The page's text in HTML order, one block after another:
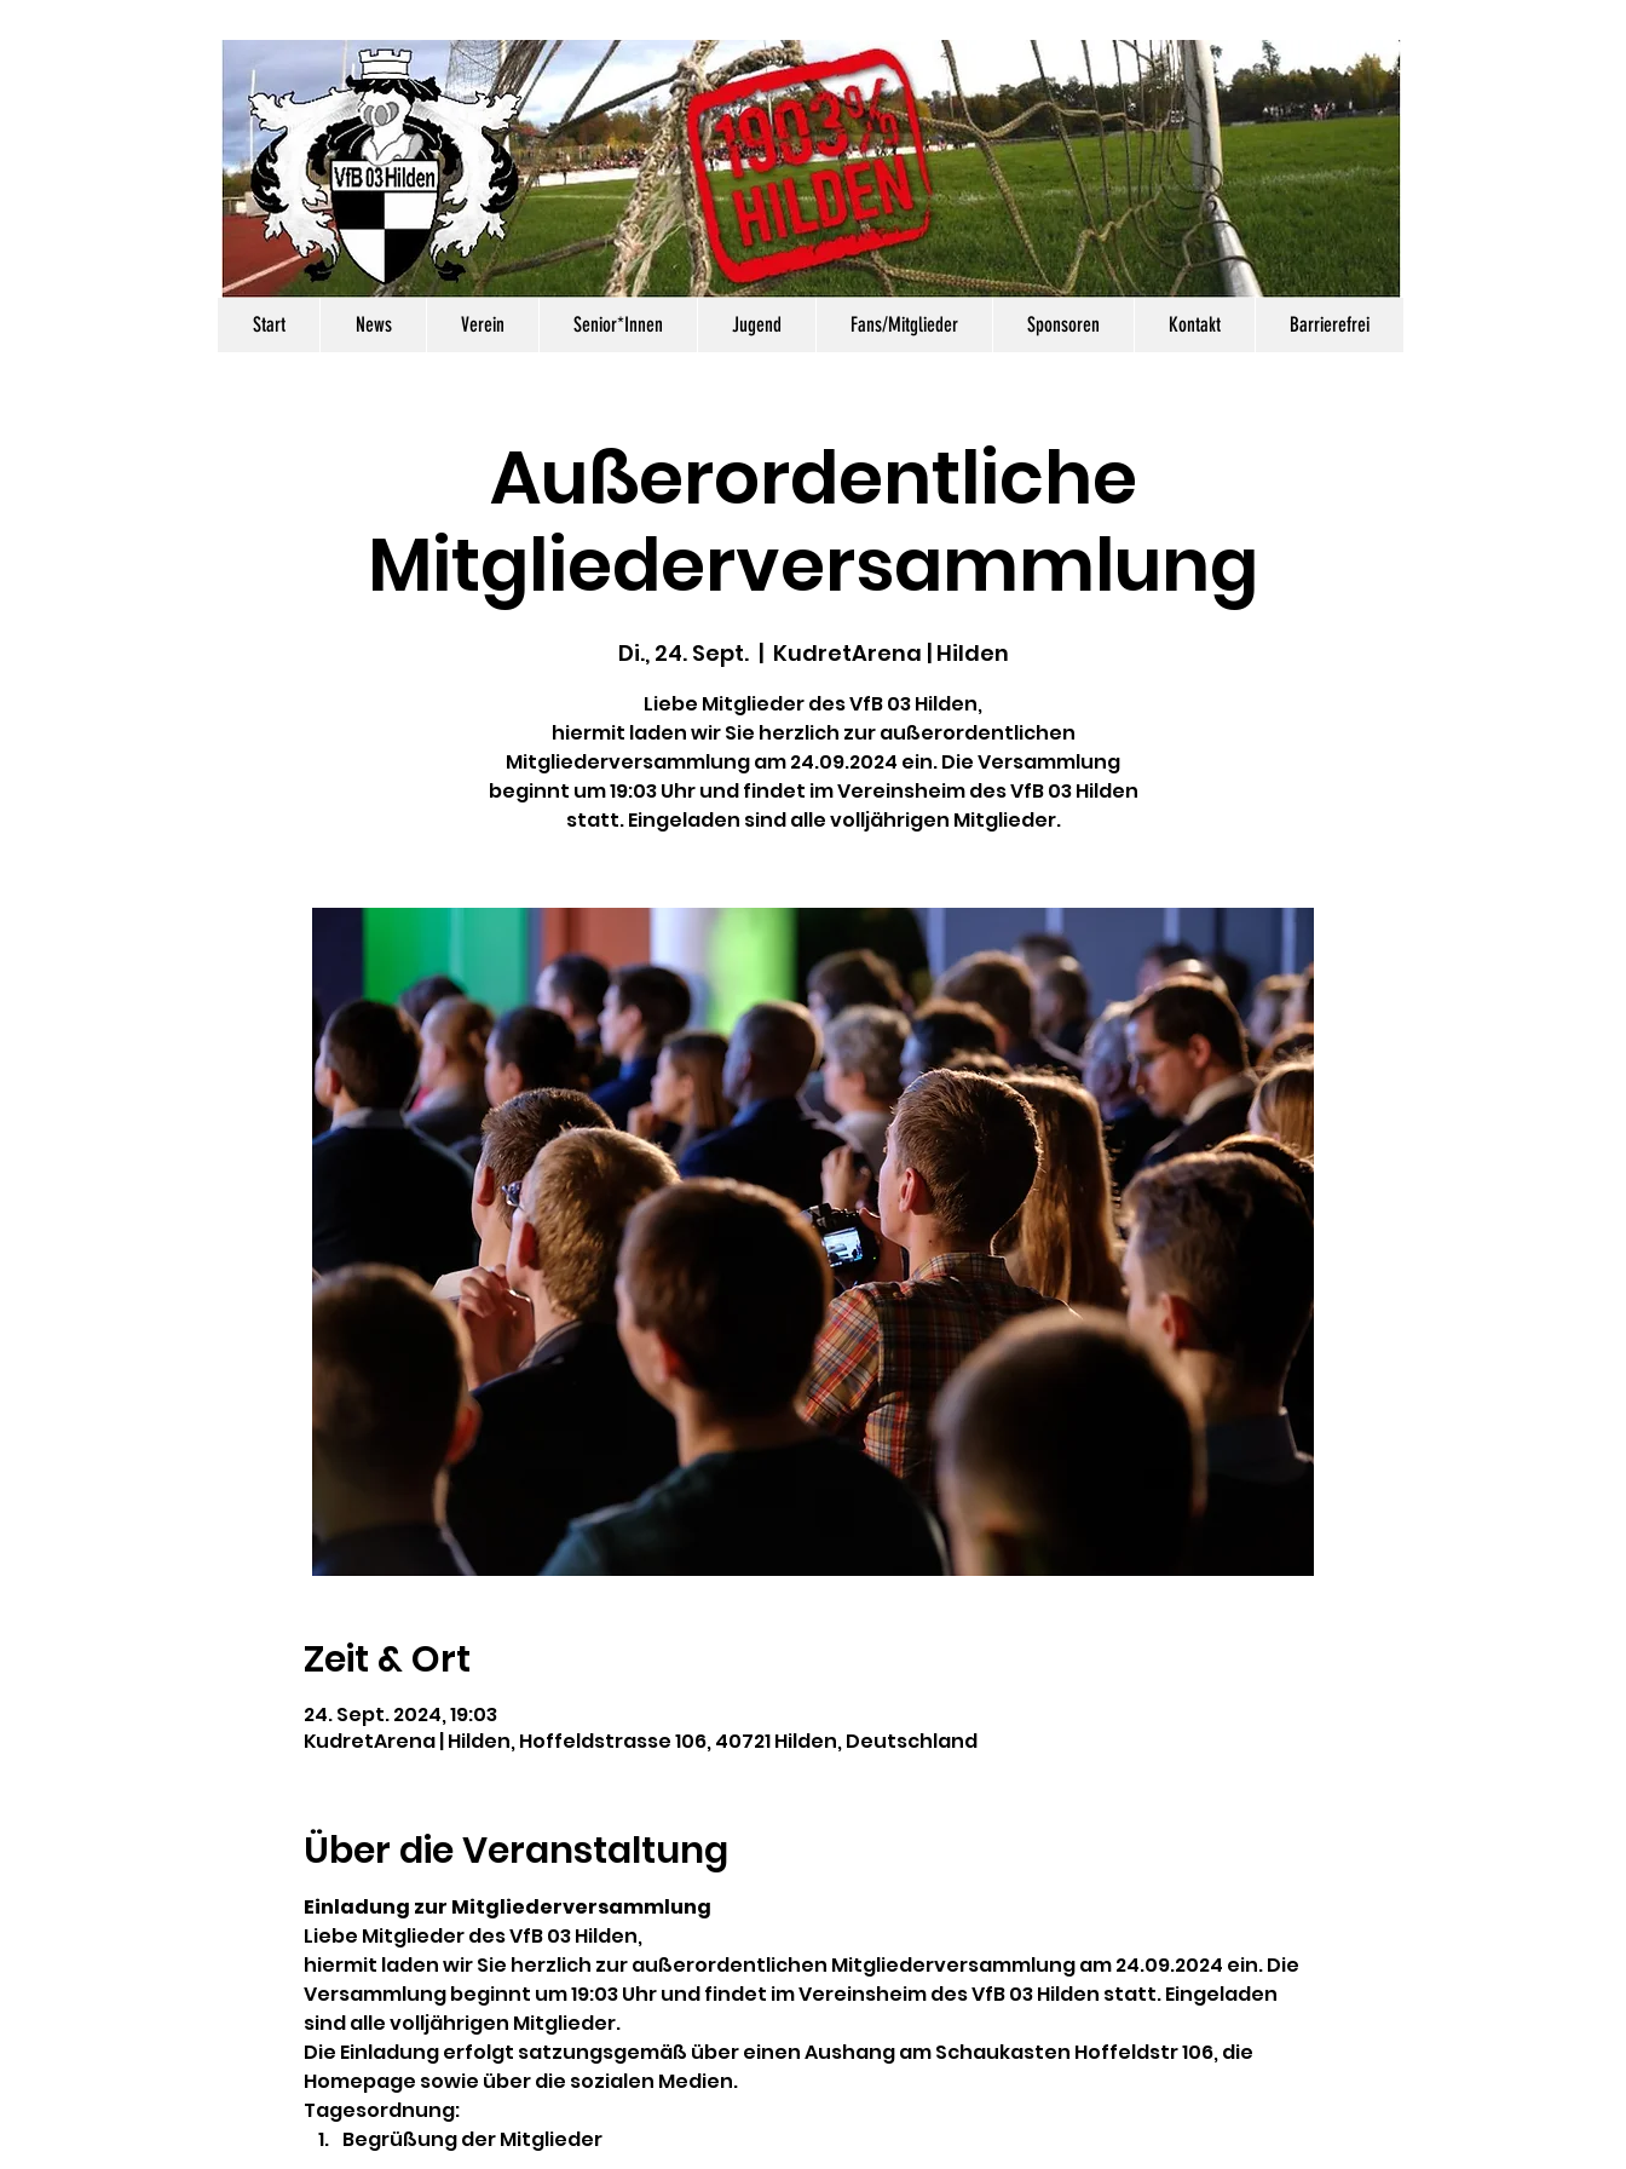
Start News Verein Senior*Innen Jugend Fans/Mitglieder Sponsoren Kontakt Barrierefrei
Außerordentliche
Mitgliederversammlung
Di., 24. Sept.
  |
KudretArena | Hilden
Liebe Mitglieder des VfB 03 Hilden,
hiermit laden wir Sie herzlich zur außerordentlichen
Mitgliederversammlung am 24.09.2024 ein. Die Versammlung
beginnt um 19:03 Uhr und findet im Vereinsheim des VfB 03 Hilden
statt. Eingeladen sind alle volljährigen Mitglieder.
Zeit & Ort
24. Sept. 2024, 19:03
KudretArena | Hilden, Hoffeldstrasse 106, 40721 Hilden, Deutschland
Über die Veranstaltung
Einladung zur Mitgliederversammlung
Liebe Mitglieder des VfB 03 Hilden,
hiermit laden wir Sie herzlich zur außerordentlichen Mitgliederversammlung am 24.09.2024 ein. Die
Versammlung beginnt um 19:03 Uhr und findet im Vereinsheim des VfB 03 Hilden statt. Eingeladen
sind alle volljährigen Mitglieder.
Die Einladung erfolgt satzungsgemäß über einen Aushang am Schaukasten Hoffeldstr 106, die
Homepage sowie über die sozialen Medien.
Tagesordnung:
Begrüßung der Mitglieder